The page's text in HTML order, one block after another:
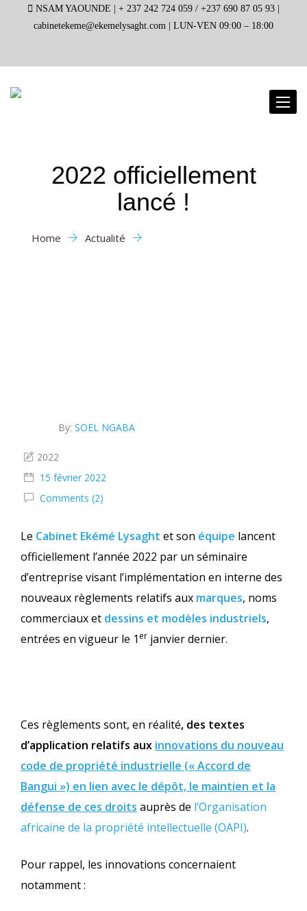
NSAM YAOUNDE | + 237 242 724 059 / +237 690 87 05 93 |
cabinetekeme@ekemelysaght.com | LUN-VEN 09:00 – 18:00
2022 officiellement
lancé !
Home Actualité
By: SOEL NGABA
2022
15 février 2022
Comments (2)
Le Cabinet Ekémé Lysaght et son équipe lancent
officiellement l’année 2022 par un séminaire
d’entreprise visant l’implémentation en interne des
nouveaux règlements relatifs aux marques, noms
commerciaux et dessins et modèles industriels,
entrées en vigueur le 1 er janvier dernier.
Ces règlements sont, en réalité, des textes
d’application relatifs aux innovations du nouveau
code de propriété industrielle (« Accord de
Bangui ») en lien avec le dépôt, le maintien et la
défense de ces droits auprès de l’Organisation
africaine de la propriété intellectuelle (OAPI).
Pour rappel, les innovations concernaient
notamment :